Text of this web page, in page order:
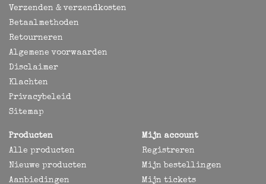
Verzenden & verzendkosten
Betaalmethoden
Retourneren
Algemene voorwaarden
Disclaimer
Klachten
Privacybeleid
Sitemap
Producten
Alle producten
Nieuwe producten
Aanbiedingen
Mijn account
Registreren
Mijn bestellingen
Mijn tickets